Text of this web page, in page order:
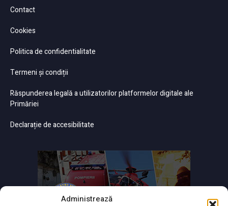
Administrează
Contact
Cookies
Politica de confidentialitate
Termeni și condiții
Răspunderea legală a utilizatorilor platformelor digitale ale
Primăriei
Declarație de accesibilitate